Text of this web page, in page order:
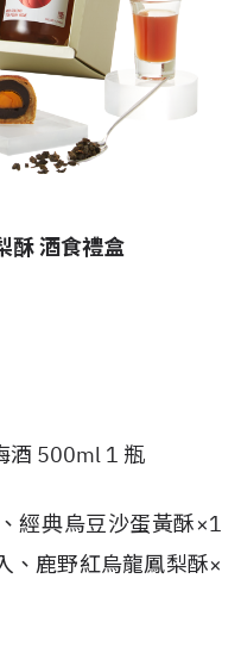
酥 酒食禮盒
酒 500ml 1 瓶
經典烏豆沙蛋黃酥×1
、鹿野紅烏龍鳳梨酥×